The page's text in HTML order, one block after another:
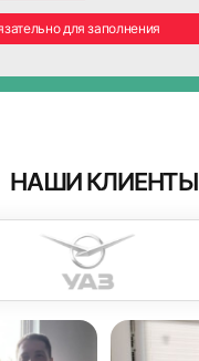
для заполнения
НАШИ КЛИЕНТЫ